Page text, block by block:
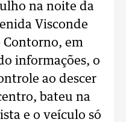
na noite da
Visconde
Contorno, em
informações, o
ao descer
bateu na
e o veículo só